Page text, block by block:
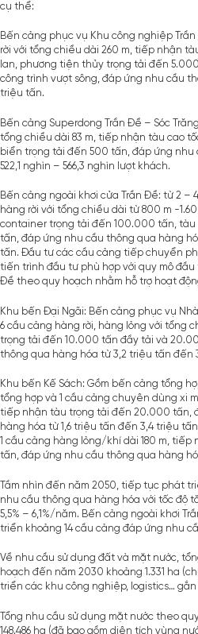
cụ thể:
Bến cảng phục vụ Khu công nghiệp
rời với tổng chiều dài 260 m, tiếp nhận
lan, phương tiện thủy trọng tải đến
công trình vượt sông, đáp ứng nhu cầu
triệu tấn.
Bến cảng Superdong Trần Đề – Sóc
tổng chiều dài 83 m, tiếp nhận tàu cao
biển trọng tải đến 500 tấn, đáp ứng
522,1 nghìn – 566,3 nghìn lượt khách.
Bến cảng ngoài khơi cửa Trần Đề: từ 2 –
hàng rời với tổng chiều dài từ 800 m -
container trọng tải đến 100.000 tấn, tàu
tấn, đáp ứng nhu cầu thông qua hàng
tấn. Đầu tư các cầu cảng tiếp chuyển
tiến trình đầu tư phù hợp với quy mô
Đề theo quy hoạch nhằm hỗ trợ hoạt
Khu bến Đại Ngãi: Bến cảng phục vụ
6 cầu cảng hàng rời, hàng lỏng với tổng
trọng tải đến 10.000 tấn đầy tải và
thông qua hàng hóa từ 3,2 triệu tấn đến
Khu bến Kế Sách: Gồm bến cảng tổng
tổng hợp và 1 cầu cảng chuyên dùng xi
tiếp nhận tàu trọng tải đến 20.000 tấn,
hàng hóa từ 1,6 triệu tấn đến 3,4 triệu
1 cầu cảng hàng lỏng/khí dài 180 m,
tấn, đáp ứng nhu cầu thông qua hàng
Tầm nhìn đến năm 2050, tiếp tục phát
nhu cầu thông qua hàng hóa với tốc độ
5,5% – 6,1%/năm. Bến cảng ngoài khơi
triển khoảng 14 cầu cảng đáp ứng nhu
Về nhu cầu sử dụng đất và mặt nước,
hoạch đến năm 2030 khoảng 1.331 ha
triển các khu công nghiệp, logistics… gắn
Tổng nhu cầu sử dụng mặt nước theo
148.486 ha (đã bao gồm diện tích vùng